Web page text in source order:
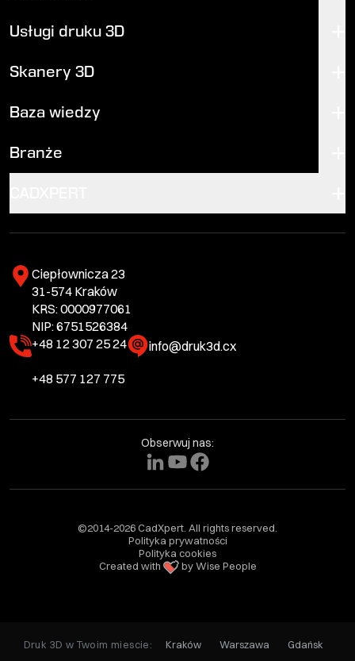
Usługi druku 3D
Skanery 3D
Baza wiedzy
Branże
Ciepłownicza 23
31-574 Kraków
KRS: 0000977061
NIP: 6751526384
+48 12 307 25 24
+48 577 127 775
info@druk3d.cx
Obserwuj nas:
©2014-2026 CadXpert. All rights reserved.
Polityka prywatności
Polityka cookies
Created with
by Wise People
Druk 3D w Twoim miescie: Kraków Warszawa Gdańsk